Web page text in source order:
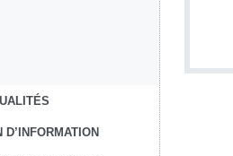
D’INFORMATION